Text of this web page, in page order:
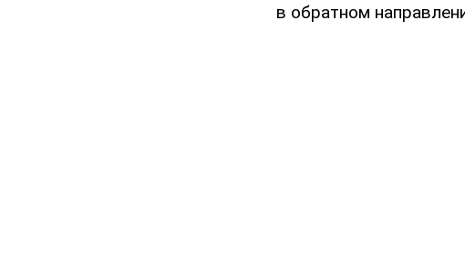
в обратном